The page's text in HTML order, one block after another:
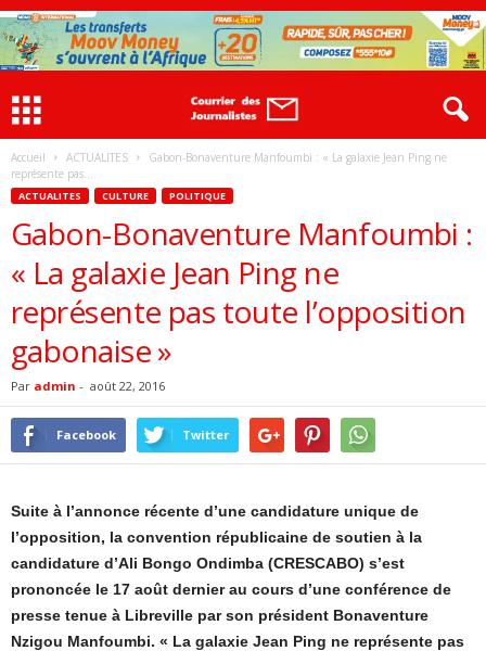
Accueil ACTUALITES
Gabon-Bonaventure Manfoumbi : « La galaxie Jean Ping ne
représente pas...
ACTUALITES CULTURE POLITIQUE
Gabon-Bonaventure Manfoumbi :
« La galaxie Jean Ping ne
représente pas toute l’opposition
gabonaise »
Par admin - août 22, 2016
Facebook Twitter
Suite à l’annonce récente d’une candidature unique de
l’opposition, la convention républicaine de soutien à la
candidature d’Ali Bongo Ondimba (CRESCABO) s’est
prononcée le 17 août dernier au cours d’une conférence de
presse tenue à Libreville par son président Bonaventure
Nzigou Manfoumbi. « La galaxie Jean Ping ne représente pas